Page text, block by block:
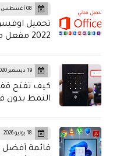
08 أغسطس 2023
2022 مفعل مجاناً
19 ديسمبر 2020
كيف تفتح
النمط بدون
18 يوليو 2026